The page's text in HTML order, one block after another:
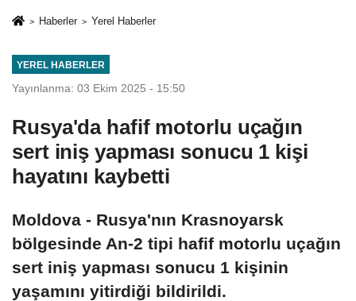
Haberler Yerel Haberler
YEREL HABERLER
Yayınlanma: 03 Ekim 2025 - 15:50
Rusya'da hafif motorlu uçağın
sert iniş yapması sonucu 1 kişi
hayatını kaybetti
Moldova - Rusya'nın Krasnoyarsk
bölgesinde An-2 tipi hafif motorlu uçağın
sert iniş yapması sonucu 1 kişinin
yaşamını yitirdiği bildirildi.